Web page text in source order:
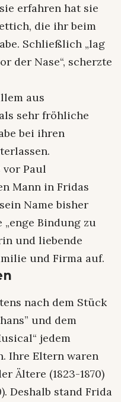
erfahren hat sie
die ihr beim
Schließlich „lag
der Nase“, scherzte
aus
sehr fröhliche
bei ihren
vor Paul
Mann in Fridas
Name bisher
Bindung zu
und liebende
und Firma auf.
nach dem Stück
und dem
jedem
Ihre Eltern waren
Ältere (1823-1870)
Deshalb stand Frida